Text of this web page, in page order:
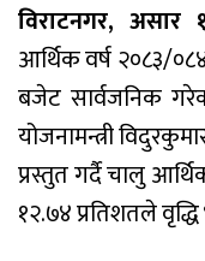
विराटनगर, असार
आर्थिक वर्ष २०८३/
बजेट सार्वजनिक
योजनामन्त्री
प्रस्तुत गर्दै चालु
१२.७४ प्रतिशतले